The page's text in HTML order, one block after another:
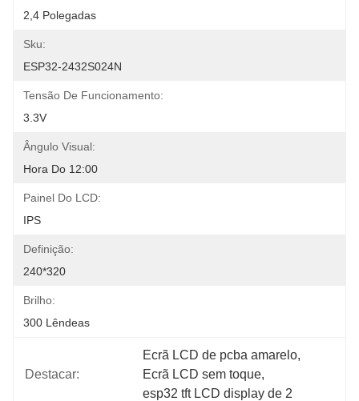
2,4 Polegadas
Sku:
ESP32-2432S024N
Tensão De Funcionamento:
3.3V
Ângulo Visual:
Hora Do 12:00
Painel Do LCD:
IPS
Definição:
240*320
Brilho:
300 Lêndeas
Destacar:
Ecrã LCD de pcba amarelo,
Ecrã LCD sem toque,
esp32 tft LCD display de 2